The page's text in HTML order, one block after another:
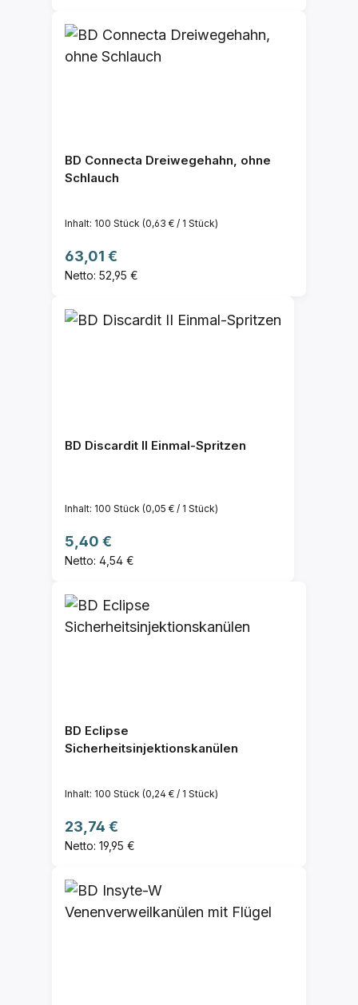
BD Connecta Dreiwegehahn, ohne
Schlauch
Inhalt: 100 Stück (0,63 € / 1 Stück)
Regulärer Preis:
63,01 €
Netto: 52,95 €
BD Discardit II Einmal-Spritzen
Inhalt: 100 Stück (0,05 € / 1 Stück)
Regulärer Preis:
5,40 €
Netto: 4,54 €
BD Eclipse
Sicherheitsinjektionskanülen
Inhalt: 100 Stück (0,24 € / 1 Stück)
Regulärer Preis:
23,74 €
Netto: 19,95 €